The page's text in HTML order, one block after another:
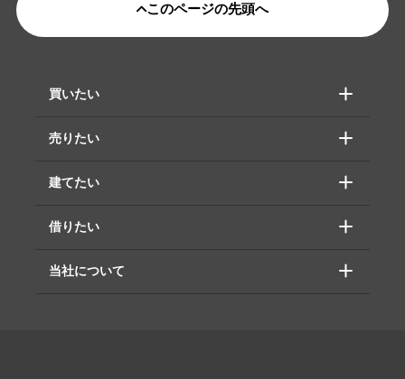
このページの先頭へ
買いたい
売りたい
建てたい
借りたい
当社について